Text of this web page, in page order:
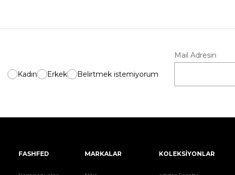
Kadın Erkek Belirtmek istemiyorum
Mail Adresin
FASHFED MARKALAR KOLEKSİYONLAR